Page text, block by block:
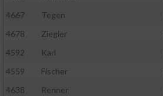
4667
Tegen
4678
Ziegler
4592
Karl
4559
Fischer
4638
Renner